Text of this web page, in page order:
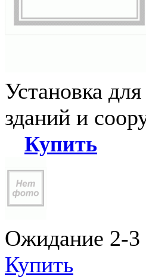
Установка
зданий и
Купить
Ожидание 2-3
Купить